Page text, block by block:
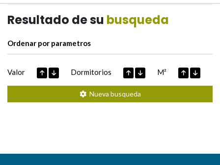
Resultado de su busqueda
Ordenar por parametros
Valor Dormitorios M²
Nueva busqueda